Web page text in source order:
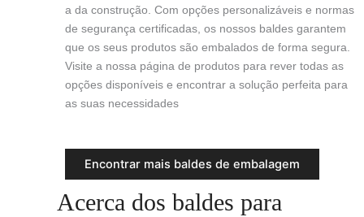
a da construção. Com opções personalizáveis e normas
de segurança certificadas, os nossos baldes garantem
que os seus produtos são embalados de forma segura.
Visite a nossa página de produtos para rever todas as
opções disponíveis e encontrar a solução perfeita para
as suas necessidades
Encontrar mais baldes de embalagem
Acerca dos baldes para